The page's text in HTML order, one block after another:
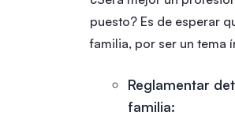
puesto? Es de esperar
familia, por ser un tema
Reglamentar
familia: